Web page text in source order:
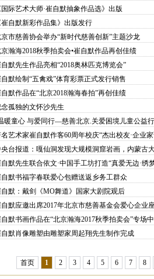
国际艺术大师·崔自默抽象作品选》出版
崔自默新彩作品集》出版发行
京市慈善协会举办“新时代慈善创新”主题沙龙
京瀚海2018秋季拍卖会•崔自默作品再创佳绩
自默先生作品亮相“2018奥林匹克博览会”
自默绘制“五禽戏”体育彩票正式发行销售
自默作品在“北京2018瀚海春拍”再创佳绩
念孤独的文怀沙先生
暖童心 与爱同行—慈善北京.关爱困境儿童公益
名艺术家崔自默作客60周年校庆“杰出校友·企业
央台报道：嘎仙洞发现大规模洞窟岩画，内蒙古
自默先生联合依文·中国手工坊打造“真爱无边·绣
自默书福字春联爱心包赠送返乡务工群众
自默：戴剑《MO舞道》国家大剧院观后
自默应邀出席2017年北京市慈善基金会爱心企业
自默书画作品在“北京瀚海2017秋季拍卖会”专场
自默肖像雕塑由雕塑家周起翔先生制作完成
首页 1 2 3 4 5 6 7 8